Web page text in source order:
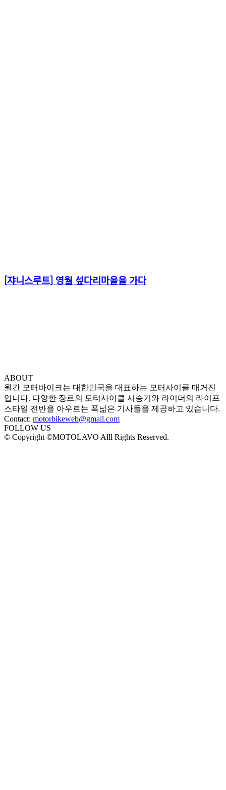
[쟈니스루트] 영월 섶다리마을을 가다
ABOUT
월간 모터바이크는 대한민국을 대표하는 모터사이클 매거진
입니다. 다양한 장르의 모터사이클 시승기와 라이더의 라이프
스타일 전반을 아우르는 폭넓은 기사들을 제공하고 있습니다.
Contact: motorbikeweb@gmail.com
FOLLOW US
© Copyright ©MOTOLAVO Alll Rights Reserved.